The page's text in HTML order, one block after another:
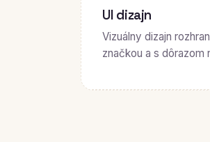
UI dizajn
Vizuálny dizajn
značkou a s dôrazom